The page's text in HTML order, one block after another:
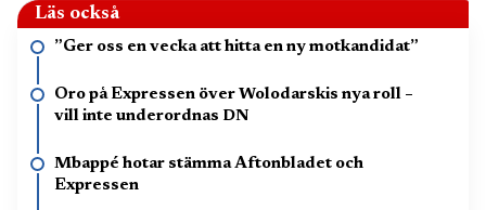
Läs också
”Ger oss en vecka att hitta en ny motkandidat”
Oro på Expressen över Wolodarskis nya roll –
vill inte underordnas DN
Mbappé hotar stämma Aftonbladet och
Expressen